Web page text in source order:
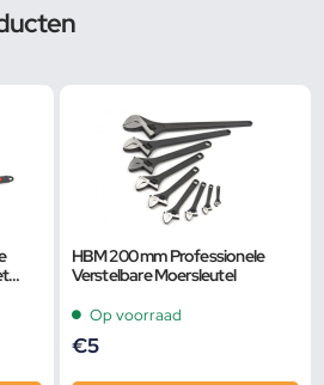
HBM 200 mm Professionele
Verstelbare Moersleutel
Op voorraad
€5